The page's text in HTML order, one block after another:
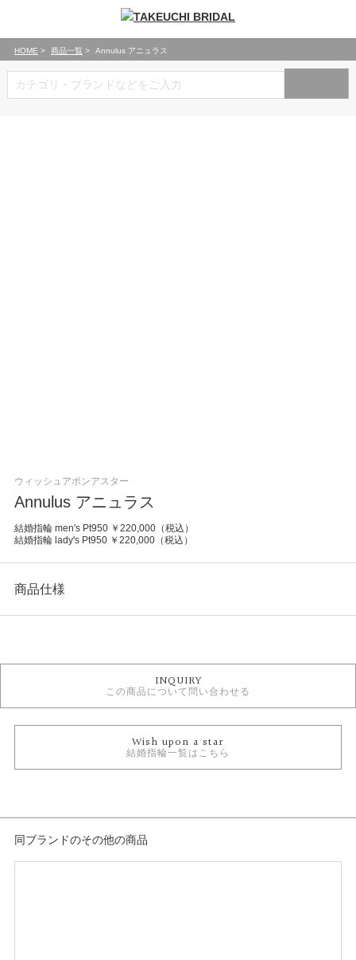
HOME 商品一覧 Annulus アニュラス
ウィッシュアポンアスター
Annulus アニュラス
結婚指輪 men's Pt950 ￥220,000（税込）
結婚指輪 lady's Pt950 ￥220,000（税込）
商品仕様
結婚指輪
結婚指輪 ストレート
結婚指輪 ミルグレイン
結婚指輪 キュート
INQUIRY
この商品について問い合わせる
Wish upon a star
結婚指輪一覧はこちら
同ブランドのその他の商品